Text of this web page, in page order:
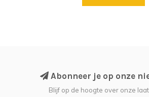
Abonneer je op onze
Blijf op de hoogte over onze